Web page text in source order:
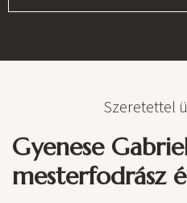
Szeretettel
Gyenese
mesterfodrász